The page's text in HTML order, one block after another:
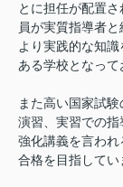
とに担任が配置
員が実質指導者と
より実践的な知
ある学校となって
また高い国家試
演習、実習での指
強化講義を言わ
合格を目指してい